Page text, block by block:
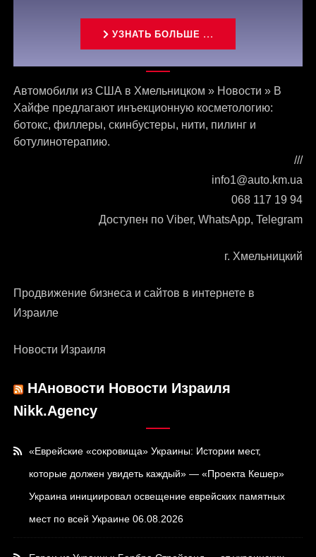
УЗНАТЬ БОЛЬШЕ ...
Связаться с нами
Автомобили из США в Хмельницком » Новости » В
Хайфе предлагают инъекционную косметологию:
ботокс, филлеры, скинбустеры, нити, пилинг и
ботулинотерапию.
///
info1@auto.km.ua
068 117 19 94
Доступен по Viber, WhatsApp, Telegram
г. Хмельницкий
Продвижение бизнеса и сайтов в интернете в
Израиле
Новости Израиля
НАновости Новости Израиля
Nikk.Agency
«Еврейские «сокровища» Украины: Истории мест,
которые должен увидеть каждый» — «Проекта Кешер»
Украина инициировал освещение еврейских памятных
мест по всей Украине 06.08.2026